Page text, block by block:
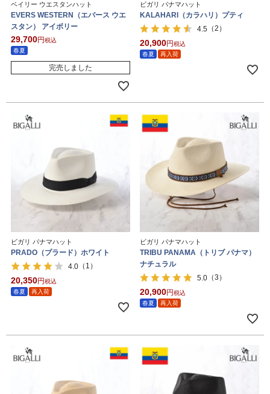
ベイリー ウエスタンハット
EVERS WESTERN（エバース ウエ
スタン） アイボリー
29,700
税込
春夏
完売しました
ビガリ パナマハット
KALAHARI（カラハリ）プティ
4.5 （2）
20,900
税込
春夏
再入荷
ビガリ パナマハット
PRADO（プラード）ホワイト
4.0 （1）
20,350
税込
春夏
再入荷
ビガリ パナマハット
TRIBU PANAMA（トリブ パナマ）
ナチュラル
5.0 （3）
20,900
税込
春夏
再入荷